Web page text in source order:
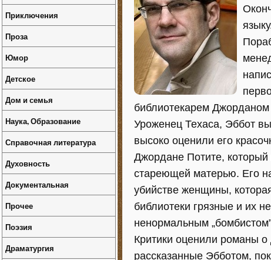
библиотекарем
Уроженец Техаса, Эббот
высоко оценили его
Джордане Потите, который
стареющей матерью. Его
убийстве женщины,
библиотеки грязные и их
ненормальным
Критики оценили романы
рассказанные Эбботом,
Приключения
Проза
Юмор
Детское
Дом и семья
Наука, Образование
Справочная литература
Духовность
Документальная
Прочее
Поэзия
Драматургия